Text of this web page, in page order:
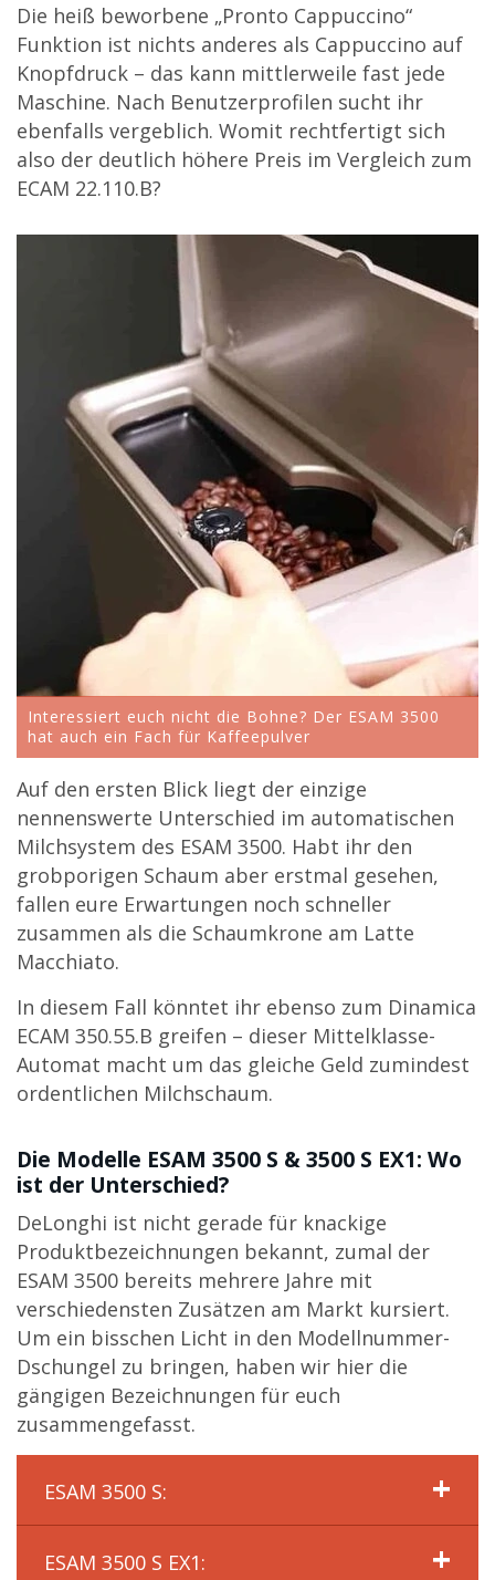
Die heiß beworbene „Pronto Cappuccino“
Funktion ist nichts anderes als Cappuccino auf
Knopfdruck – das kann mittlerweile fast jede
Maschine. Nach Benutzerprofilen sucht ihr
ebenfalls vergeblich. Womit rechtfertigt sich
also der deutlich höhere Preis im Vergleich zum
ECAM 22.110.B?
Interessiert euch nicht die Bohne? Der ESAM 3500
hat auch ein Fach für Kaffeepulver
Auf den ersten Blick liegt der einzige
nennenswerte Unterschied im automatischen
Milchsystem des ESAM 3500. Habt ihr den
grobporigen Schaum aber erstmal gesehen,
fallen eure Erwartungen noch schneller
zusammen als die Schaumkrone am Latte
Macchiato.
In diesem Fall könntet ihr ebenso zum Dinamica
ECAM 350.55.B greifen – dieser Mittelklasse-
Automat macht um das gleiche Geld zumindest
ordentlichen Milchschaum.
Die Modelle ESAM 3500 S & 3500 S EX1: Wo
ist der Unterschied?
DeLonghi ist nicht gerade für knackige
Produktbezeichnungen bekannt, zumal der
ESAM 3500 bereits mehrere Jahre mit
verschiedensten Zusätzen am Markt kursiert.
Um ein bisschen Licht in den Modellnummer-
Dschungel zu bringen, haben wir hier die
gängigen Bezeichnungen für euch
zusammengefasst.
ESAM 3500 S:
ESAM 3500 S EX1: